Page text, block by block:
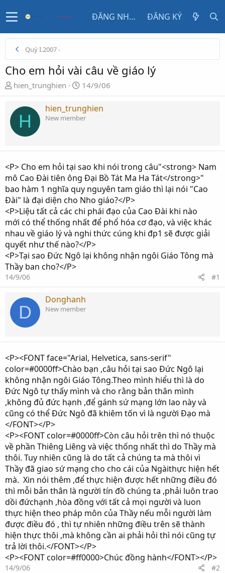
ĐĂNG NHẬP ĐĂNG KÝ
Quý I.2007 -
Cho em hỏi vài câu về giáo lý
N
g
ư
h
i
t
ạ
o
hien_trunghien
N
g
à
y
i
14/9/06
H
hien_trunghien
New member
<P> Cho em hỏi tại sao khi nói trong câu"<strong> Nam
mô Cao Đài tiên ông Đại Bồ Tát Ma Ha Tát</strong>"
bao hàm 1 nghĩa quy nguyên tam giáo thì lại nói "Cao
Đài" là đại diện cho Nho giáo?</P>
<P>Liệu tất cả các chi phái đạo của Cao Đài khi nào
mới có thể thống nhất để phổ hóa cơ đạo, và việc khác
nhau về giáo lý và nghi thức cúng khi đp1 sẽ được giải
quyết như thế nào?</P>
<P>Tại sao Đức Ngô lại không nhận ngôi Giáo Tông mà
Thầy ban cho?</P>
14/9/06 #1
D
Donghanh
New member
<P><FONT face="Arial, Helvetica, sans-serif"
color=#0000ff>Chào bạn ,câu hỏi tại sao Đức Ngô lại
không nhận ngôi Giáo Tông.Theo mình hiểu thì là do
Đức Ngô tự thấy mình và cho rằng bản thân mình
,không đủ đức hạnh ,để gánh sứ mạng lớn lao này và
cũng có thể Đức Ngô đã khiêm tốn vì là người Đạo mà
</FONT></P>
<P><FONT color=#0000ff>Còn câu hỏi trên thì nó thuộc
về phần Thiêng Liêng và việc thống nhất thì do Thầy mà
thôi. Tuy nhiên cũng là do tất cả chúng ta mà thôi vì
Thầy đã giao sứ mạng cho cho cái của Ngàithực hiện hết
mà. Xin nói thêm ,để thực hiện được hết những điều đó
thì mỗi bản thân là người tín đồ chúng ta ,phải luôn trao
dồi đứchạnh ,hòa đồng với tất cả mọi người và luon
thực hiện theo pháp môn của Thầy nếu mỗi người làm
được điều đó , thì tự nhiên những điều trên sẽ thành
hiện thực thôi ,mà không cần ai phải hỏi thì nói cũng tự
trả lời thôi.</FONT></P>
<P><FONT color=#ff0000>Chúc đồng hành</FONT></P>
14/9/06 #2